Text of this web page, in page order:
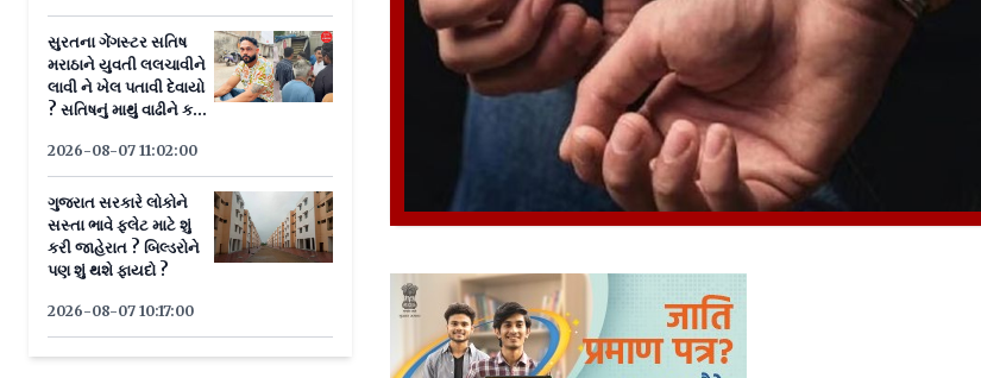
સુરતના ગેંગસ્ટર સતિષ
મરાઠાને યુવતી લલચાવીને
લાવી ને ખેલ પતાવી દેવાયો
? સતિષનું માથું વાઢીને ક્યાં
2026-08-07 11:02:00
ગુજરાત સરકારે લોકોને
સસ્તા ભાવે ફ્લેટ માટે શું
કરી જાહેરાત ? બિલ્ડરોને
પણ શું થશે ફાયદો ?
2026-08-07 10:17:00